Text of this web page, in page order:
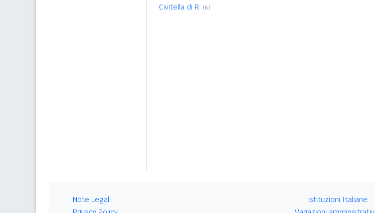
Civitella di R. (6)
Note Legali
Istituzioni Italiane